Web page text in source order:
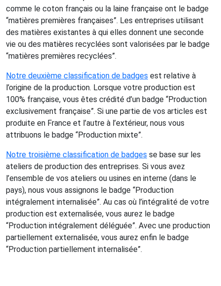
comme le coton français ou la laine française ont le badge
“matières premières françaises”. Les entreprises utilisant
des matières existantes à qui elles donnent une seconde
vie ou des matières recyclées sont valorisées par le badge
“matières premières recyclées”.
Notre deuxième classification de badges est relative à
l’origine de la production. Lorsque votre production est
100% française, vous êtes crédité d’un badge “Production
exclusivement française”. Si une partie de vos articles est
produite en France et l’autre à l’extérieur, nous vous
attribuons le badge “Production mixte”.
Notre troisième classification de badges se base sur les
ateliers de production des entreprises. Si vous avez
l’ensemble de vos ateliers ou usines en interne (dans le
pays), nous vous assignons le badge “Production
intégralement internalisée”. Au cas où l’intégralité de votre
production est externalisée, vous aurez le badge
“Production intégralement déléguée”. Avec une production
partiellement externalisée, vous aurez enfin le badge
“Production partiellement internalisée”.